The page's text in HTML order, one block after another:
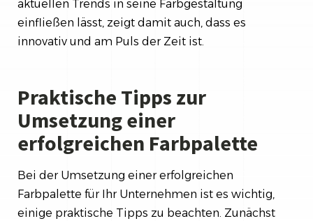
aktuellen Trends in seine Farbgestaltung
einfließen lässt, zeigt damit auch, dass es
innovativ und am Puls der Zeit ist.
Praktische Tipps zur
Umsetzung einer
erfolgreichen Farbpalette
Bei der Umsetzung einer erfolgreichen
Farbpalette für Ihr Unternehmen ist es wichtig,
einige praktische Tipps zu beachten. Zunächst